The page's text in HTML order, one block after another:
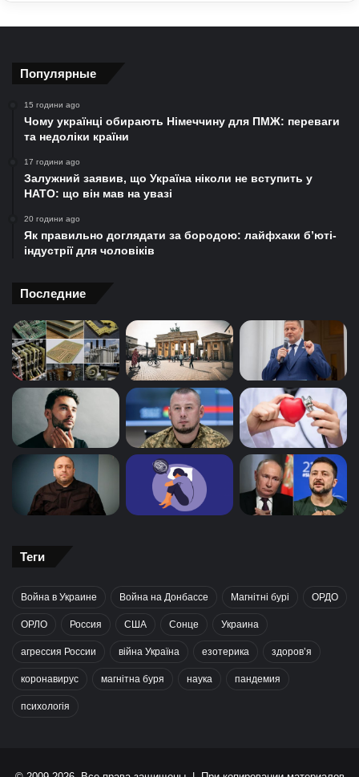
Популярные
15 години ago
Чому українці обирають Німеччину для ПМЖ: переваги
та недоліки країни
17 години ago
Залужний заявив, що Україна ніколи не вступить у
НАТО: що він мав на увазі
20 години ago
Як правильно доглядати за бородою: лайфхаки б’юті-
індустрії для чоловіків
Последние
Теги
Война в Украине Война на Донбассе Магнітні бурі ОРДО
ОРЛО Россия США Сонце Украина
агрессия России війна Україна езотерика здоров’я
коронавирус магнітна буря наука пандемия
психологія